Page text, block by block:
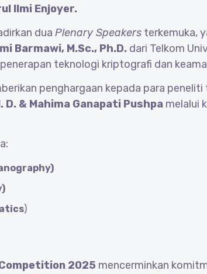
Ilmi Enjoyer.
dua Plenary Speakers terkemuka,
Barmawi, M.Sc., Ph.D. dari Telkom
teknologi kriptografi dan
penghargaan kepada para
& Mahima Ganapati Pushpa melalui
)
2025 mencerminkan